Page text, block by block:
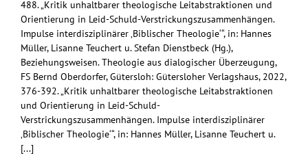
488. „Kritik unhaltbarer theologische Leitabstraktionen und
Orientierung in Leid-Schuld-Verstrickungszusammenhängen.
Impulse interdisziplinärer ‚Biblischer Theologie‘“, in: Hannes
Müller, Lisanne Teuchert u. Stefan Dienstbeck (Hg.),
Beziehungsweisen. Theologie aus dialogischer Überzeugung,
FS Bernd Oberdorfer, Gütersloh: Gütersloher Verlagshaus, 2022,
376-392. „Kritik unhaltbarer theologische Leitabstraktionen
und Orientierung in Leid-Schuld-
Verstrickungszusammenhängen. Impulse interdisziplinärer
‚Biblischer Theologie‘“, in: Hannes Müller, Lisanne Teuchert u.
[...]